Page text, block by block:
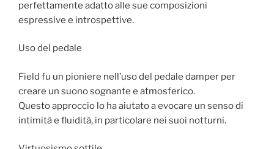
perfettamente adatto alle sue composizioni
espressive e introspettive.
Uso del pedale
Field fu un pioniere nell’uso del pedale damper per
creare un suono sognante e atmosferico.
Questo approccio lo ha aiutato a evocare un senso di
intimità e fluidità, in particolare nei suoi notturni.